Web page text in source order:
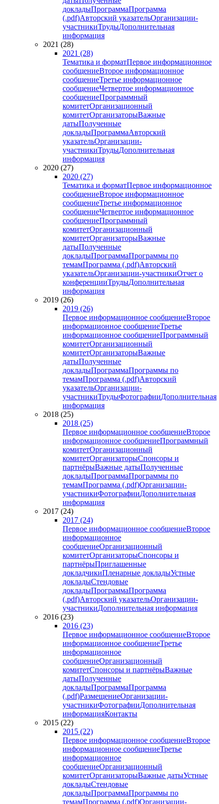
докладыПрограммаПрограмма
(.pdf)Авторский указательОрганизации-
участникиТрудыДополнительная
информация
2021 (28)
2021 (28)
Тематика и форматПервое информационное
сообщениеВторое информационное
сообщениеТретье информационное
сообщениеЧетвертое информационное
сообщениеПрограммный
комитетОрганизационный
комитетОрганизаторыВажные
датыПолученные
докладыПрограммаАвторский
указательОрганизации-
участникиТрудыДополнительная
информация
2020 (27)
2020 (27)
Тематика и форматПервое информационное
сообщениеВторое информационное
сообщениеТретье информационное
сообщениеЧетвертое информационное
сообщениеПрограммный
комитетОрганизационный
комитетОрганизаторыВажные
датыПолученные
докладыПрограммаПрограммы по
темамПрограмма (.pdf)Авторский
указательОрганизации-участникиОтчет о
конференцииТрудыДополнительная
информация
2019 (26)
2019 (26)
Первое информационное сообщениеВторое
информационное сообщениеТретье
информационное сообщениеПрограммный
комитетОрганизационный
комитетОрганизаторыВажные
датыПолученные
докладыПрограммаПрограммы по
темамПрограмма (.pdf)Авторский
указательОрганизации-
участникиТрудыФотографииДополнительная
информация
2018 (25)
2018 (25)
Первое информационное сообщениеВторое
информационное сообщениеПрограммный
комитетОрганизационный
комитетОрганизаторыСпонсоры и
партнёрыВажные датыПолученные
докладыПрограммаПрограммы по
темамПрограмма (.pdf)Организации-
участникиФотографииДополнительная
информация
2017 (24)
2017 (24)
Первое информационное сообщениеВторое
информационное
сообщениеОрганизационный
комитетОрганизаторыСпонсоры и
партнёрыПриглашенные
докладчикиПленарные докладыУстные
докладыСтендовые
докладыПрограммаПрограмма
(.pdf)Авторский указательОрганизации-
участникиДополнительная информация
2016 (23)
2016 (23)
Первое информационное сообщениеВторое
информационное сообщениеТретье
информационное
сообщениеОрганизационный
комитетСпонсоры и партнёрыВажные
датыПолученные
докладыПрограммаПрограмма
(.pdf)РазмещениеОрганизации-
участникиФотографииДополнительная
информацияКонтакты
2015 (22)
2015 (22)
Первое информационное сообщениеВторое
информационное сообщениеТретье
информационное
сообщениеОрганизационный
комитетОрганизаторыВажные датыУстные
докладыСтендовые
докладыПрограммаПрограммы по
темамПрограмма (.pdf)Организации-